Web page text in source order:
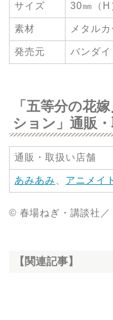
サイズ 30㎜（H
素材 メタル
発売元 バンダイ
「五等分の花
ション」通販
通販・取扱い店舗
あみあみ アニメイト
© 春場ねぎ・講談社
【関連記事】